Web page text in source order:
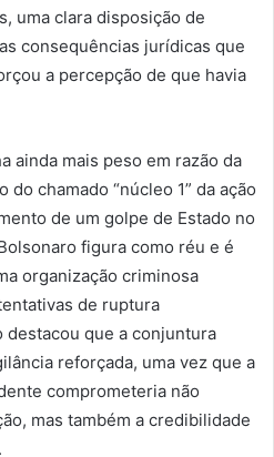
uma clara disposição de
consequências jurídicas que
a percepção de que havia
ainda mais peso em razão da
chamado “núcleo 1” da ação
de um golpe de Estado no
figura como réu e é
organização criminosa
de ruptura
destacou que a conjuntura
reforçada, uma vez que a
comprometeria não
mas também a credibilidade